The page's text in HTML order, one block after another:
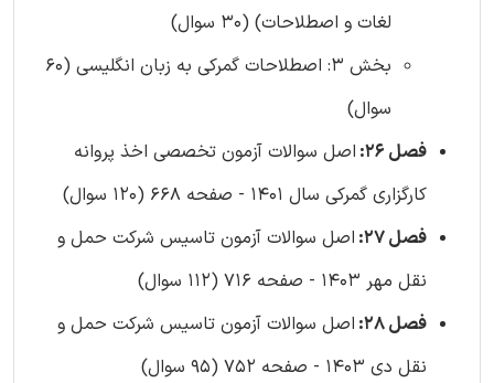
لغات و اصطلاحات) (30 سوال)
بخش 3: اصطلاحات گمرکی به زبان انگلیسی (60
سوال)
فصل 26:
اصل سوالات آزمون تخصصی اخذ پروانه
کارگزاری گمرکی سال 1401 - صفحه 668 (120 سوال)
فصل 27:
اصل سوالات آزمون تاسیس شرکت حمل و
نقل مهر 1403 - صفحه 716 (112 سوال)
فصل 28:
اصل سوالات آزمون تاسیس شرکت حمل و
نقل دی 1403 - صفحه 752 (95 سوال)